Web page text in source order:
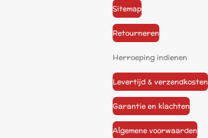
Sitemap
Retourneren
Herroeping indienen
Levertijd & verzendkosten
Garantie en klachten
Algemene voorwaarden